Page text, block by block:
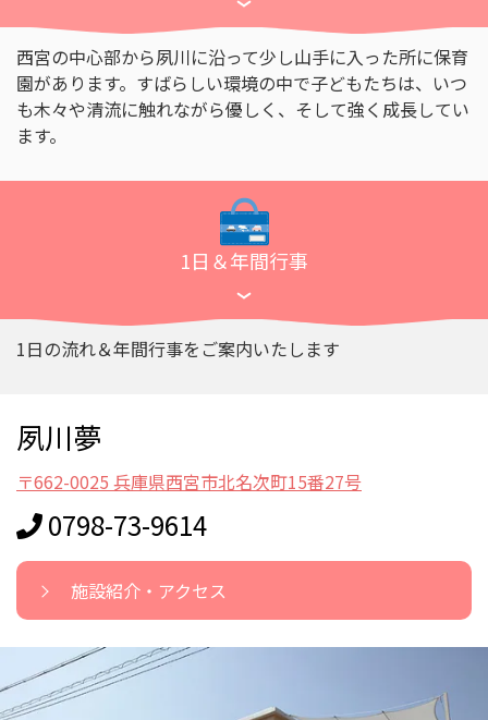
西宮の中心部から夙川に沿って少し山手に入った所に保育
園があります。すばらしい環境の中で子どもたちは、いつ
も木々や清流に触れながら優しく、そして強く成長してい
ます。
1日＆年間行事
1日の流れ＆年間行事をご案内いたします
夙川夢
〒662-0025 兵庫県西宮市北名次町15番27号
0798-73-9614
施設紹介・アクセス